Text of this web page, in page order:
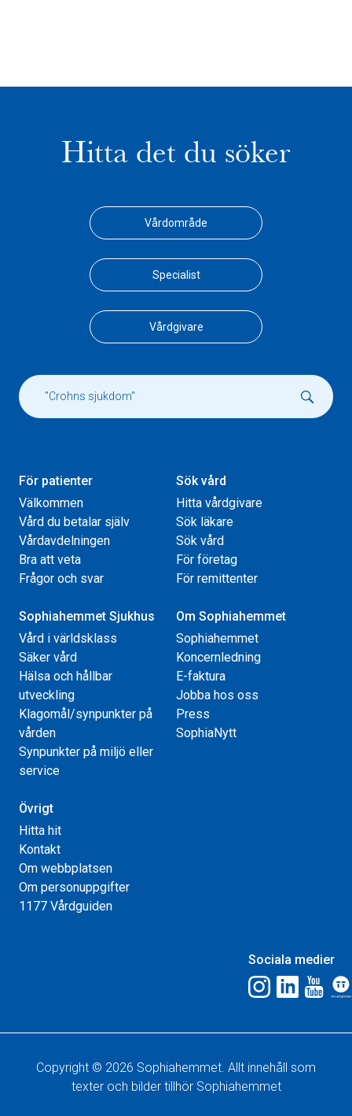
Hitta det du söker
Vårdområde
Specialist
Vårdgivare
För patienter
Välkommen
Vård du betalar själv
Vårdavdelningen
Bra att veta
Frågor och svar
Sök vård
Hitta vårdgivare
Sök läkare
Sök vård
För företag
För remittenter
Sophiahemmet Sjukhus
Vård i världsklass
Säker vård
Hälsa och hållbar
utveckling
Klagomål/synpunkter på
vården
Synpunkter på miljö eller
service
Om Sophiahemmet
Sophiahemmet
Koncernledning
E-faktura
Jobba hos oss
Press
SophiaNytt
Övrigt
Hitta hit
Kontakt
Om webbplatsen
Om personuppgifter
1177 Vårdguiden
Sociala medier
Copyright © 2026 Sophiahemmet. Allt innehåll som
texter och bilder tillhör Sophiahemmet